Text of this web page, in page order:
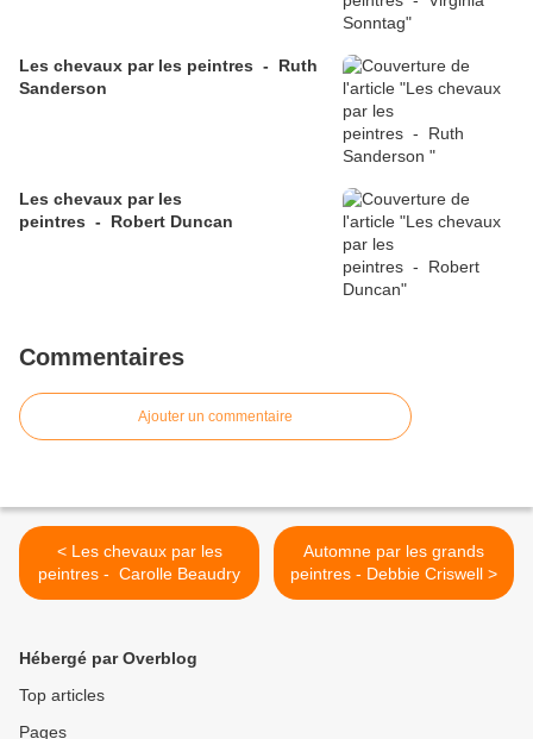
Les chevaux par les peintres - Ruth
Sanderson
Les chevaux par les
peintres - Robert Duncan
Commentaires
Ajouter un commentaire
< Les chevaux par les
peintres - Carolle Beaudry
Automne par les grands
peintres - Debbie Criswell >
Hébergé par Overblog
Top articles
Pages